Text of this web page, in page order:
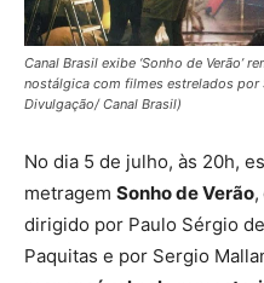
Canal Brasil exibe ‘Sonho de Verão’
nostálgica com filmes estrelados
Divulgação/ Canal Brasil)
No dia 5 de julho, às 20h,
metragem Sonho de Verão,
dirigido por Paulo Sérgio
Paquitas e por Sergio